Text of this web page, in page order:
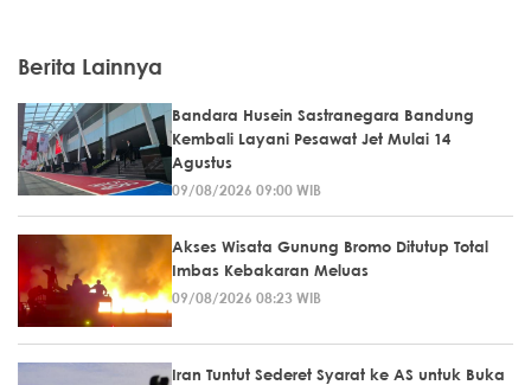
Berita Lainnya
Bandara Husein Sastranegara Bandung
Kembali Layani Pesawat Jet Mulai 14
Agustus
09/08/2026 09:00 WIB
Akses Wisata Gunung Bromo Ditutup Total
Imbas Kebakaran Meluas
09/08/2026 08:23 WIB
Iran Tuntut Sederet Syarat ke AS untuk Buka